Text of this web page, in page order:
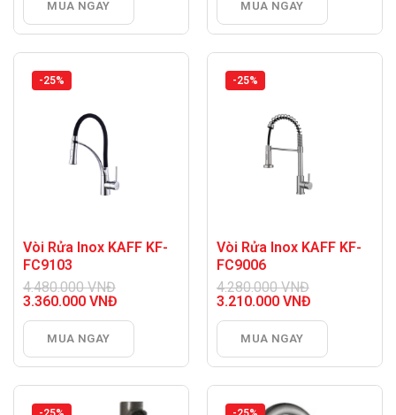
4.180.000 VNĐ.
là:
3.135.000 VNĐ.
MUA NGAY
7.280.000 VNĐ.
là:
5.460.000 VNĐ.
MUA NGAY
-25%
Vòi Rửa Inox KAFF KF-
FC9103
4.480.000VNĐ
Giá
là:
4.480.000 VNĐ.
3.360.000 VNĐ
hiện
là:
3.360.000 VNĐ.
MUA NGAY
-25%
Vòi Rửa Inox KAFF KF-
FC9006
4.280.000VNĐ
Giá
là:
4.280.000 VNĐ.
3.210.000 VNĐ
hiện
là:
3.210.000 VNĐ.
MUA NGAY